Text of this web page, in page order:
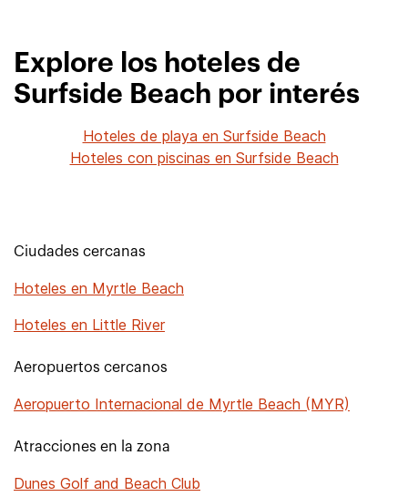
Explore los hoteles de
Surfside Beach por interés
Hoteles de playa en Surfside Beach
Hoteles con piscinas en Surfside Beach
Ciudades cercanas
Hoteles en Myrtle Beach
Hoteles en Little River
Aeropuertos cercanos
Aeropuerto Internacional de Myrtle Beach (MYR)
Atracciones en la zona
Dunes Golf and Beach Club